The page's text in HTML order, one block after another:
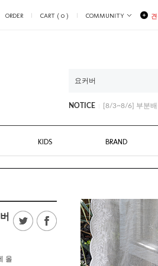
ORDER CART ( 0 ) COMMUNITY
NOTICE
[8/10~11일 일부
[8/3~8/6] 부분배
KIDS BRAND
올